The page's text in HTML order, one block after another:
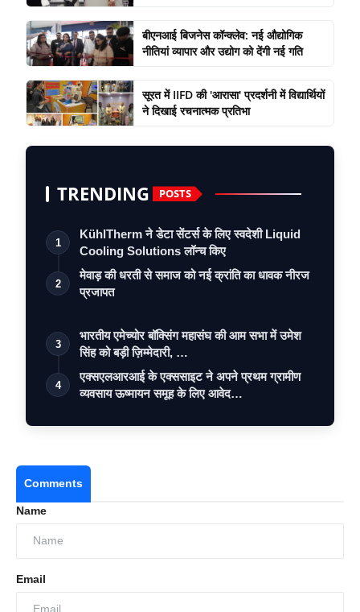
बीएनआई बिजनेस कॉन्क्लेव: नई औद्योगिक
नीतियां व्यापार और उद्योग को देंगी नई गति
सूरत में IIFD की 'आरासा' प्रदर्शनी में विद्यार्थियों
ने दिखाई रचनात्मक प्रतिभा
TRENDING POSTS
1
KühlTherm ने डेटा सेंटर्स के लिए स्वदेशी Liquid
Cooling Solutions लॉन्च किए
2
मेवाड़ की धरती से समाज को नई क्रांति का धावक नीरज
प्रजापत
3
भारतीय एमेच्योर बॉक्सिंग महासंघ की आम सभा में उमेश
सिंह को बड़ी ज़िम्मेदारी, …
4
एक्सएलआरआई के एक्ससाइट ने अपने प्रथम ग्रामीण
व्यवसाय ऊष्मायन समूह के लिए आवेद…
Comments
Name
Email